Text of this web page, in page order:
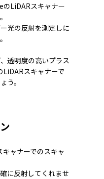
LiDARスキャナー
光の反射を測定しに
透明度の高いプラス
スキャナーで
う。
ャナーでのスキャ
に反射してくれませ